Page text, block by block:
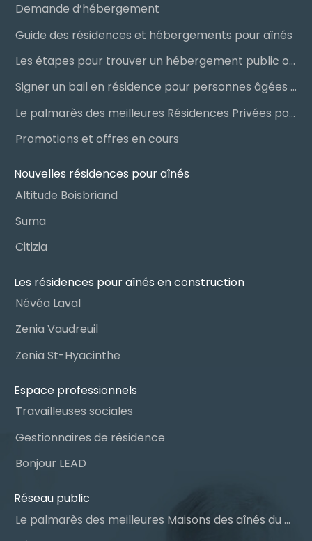
Demande d’hébergement
Guide des résidences et hébergements pour aînés
Les étapes pour trouver un hébergement public ou privé
Signer un bail en résidence pour personnes âgées (RPA) : ce qu’il faut savoir
Le palmarès des meilleures Résidences Privées pour Aînés (RPA)
Promotions et offres en cours
Nouvelles résidences pour aînés
Altitude Boisbriand
Suma
Citizia
Les résidences pour aînés en construction
Névéa Laval
Zenia Vaudreuil
Zenia St-Hyacinthe
Espace professionnels
Travailleuses sociales
Gestionnaires de résidence
Bonjour LEAD
Réseau public
Le palmarès des meilleures Maisons des aînés du Québec